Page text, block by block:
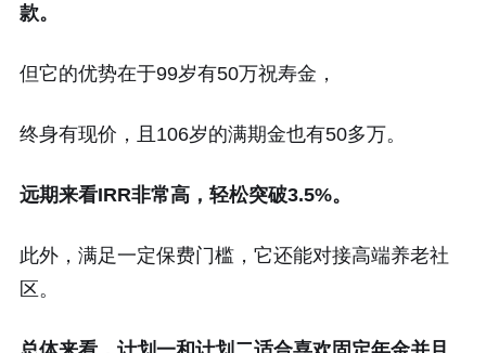
款。
但它的优势在于99岁有50万祝寿金，
终身有现价，且106岁的满期金也有50多万。
远期来看IRR非常高，轻松突破3.5%。
此外，满足一定保费门槛，它还能对接高端养老社
区。